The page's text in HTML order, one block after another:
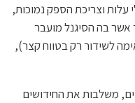
עלות וצריכת הספק נמוכות,
אשר בה הסיגנל מועבר
לשידור רק בטווח קצר),
משלבות את החידושים